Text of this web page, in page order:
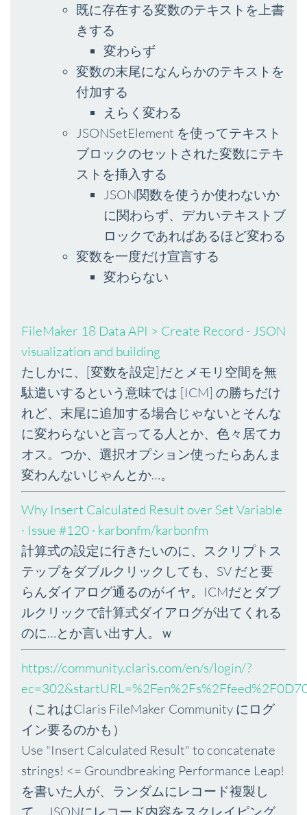
既に存在する変数のテキストを上書
きする
変わらず
変数の末尾になんらかのテキストを
付加する
えらく変わる
JSONSetElement を使ってテキスト
ブロックのセットされた変数にテキ
ストを挿入する
JSON関数を使うか使わないか
に関わらず、デカいテキストブ
ロックであればあるほど変わる
変数を一度だけ宣言する
変わらない
FileMaker 18 Data API > Create Record - JSON
visualization and building
たしかに、[変数を設定]だとメモリ空間を無
駄遣いするという意味では [ICM] の勝ちだけ
れど、末尾に追加する場合じゃないとそんな
に変わらないと言ってる人とか、色々居てカ
オス。つか、選択オプション使ったらあんま
変わんないじゃんとか…。
Why Insert Calculated Result over Set Variable
· Issue #120 · karbonfm/karbonfm
計算式の設定に行きたいのに、スクリプトス
テップをダブルクリックしても、SV だと要
らんダイアログ通るのがイヤ。ICMだとダブ
ルクリックで計算式ダイアログが出てくれる
のに…とか言い出す人。ｗ
https://community.claris.com/en/s/login/?
（これはClaris FileMaker Community にログ
イン要るのかも）
Use "Insert Calculated Result" to concatenate
strings! <= Groundbreaking Performance Leap!
を書いた人が、ランダムにレコード複製し
て、JSONにレコード内容をスクレイピング